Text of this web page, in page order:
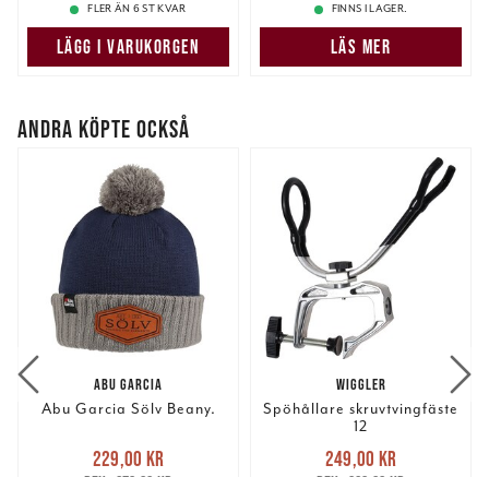
FLER ÄN 6 ST KVAR
LÄGG I VARUKORGEN
FINNS I LAGER.
LÄS MER
ANDRA KÖPTE OCKSÅ
ABU GARCIA
Abu Garcia Sölv Beany.
Nuvarande pris
229,00 krTidigare pris
229,00 kr
WIGGLER
Spöhållare skruvtvingfäste
12
Nuvarande pris
249,00 krTidigare pris
249,00 kr